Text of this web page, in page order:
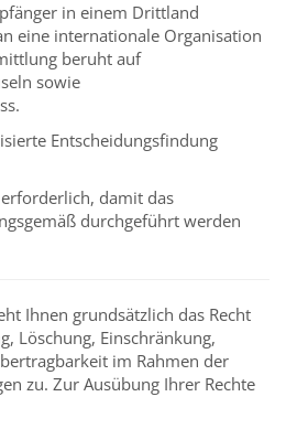
in einem Drittland
eine internationale Organisation
beruht auf
sowie
Entscheidungsfindung
damit das
durchgeführt werden
Ihnen grundsätzlich das Recht
Löschung, Einschränkung,
im Rahmen der
zu. Zur Ausübung Ihrer Rechte